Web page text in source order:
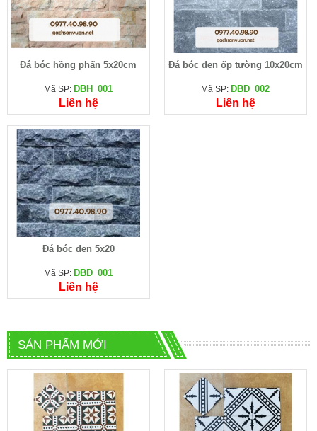
Đá bóc hồng phấn 5x20cm
Mã SP: DBH_001
Liên hệ
Đá bóc đen ốp tường 10x20cm
Mã SP: DBD_002
Liên hệ
Đá bóc đen 5x20
Mã SP: DBD_001
Liên hệ
SẢN PHẨM MỚI